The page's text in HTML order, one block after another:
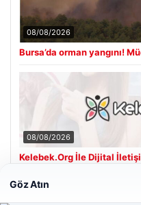
08/08/2026
Bursa’da orman yangını!
08/08/2026
Kelebek.Org İle Dijital
Göz Atın